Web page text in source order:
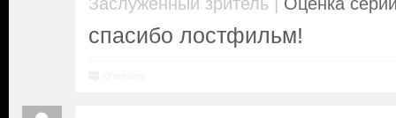
спасибо лостфильм!